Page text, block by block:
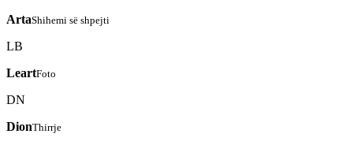
ArtaShihemi së shpejti
LB
LeartFoto
DN
DionThirrje